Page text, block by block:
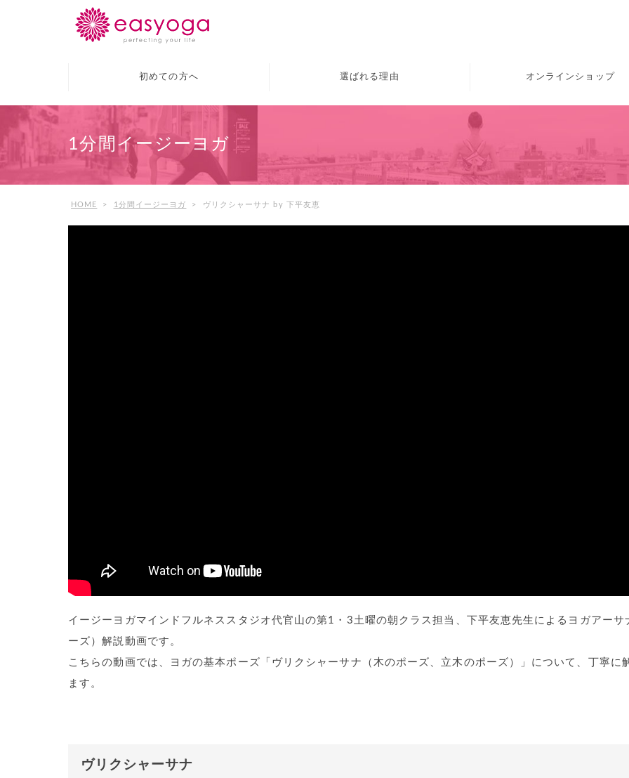
初めての方へ 選ばれる理由 オンラインショップ
1分間イージーヨガ
HOME > 1分間イージーヨガ > ヴリクシャーサナ by 下平友恵
イージーヨガマインドフルネススタジオ代官山の第1・3土曜の朝クラス担当、下平友恵先生によるヨガアーサ
ーズ）解説動画です。
こちらの動画では、ヨガの基本ポーズ「ヴリクシャーサナ（木のポーズ、立木のポーズ）」について、丁寧に
ます。
ヴリクシャーサナ